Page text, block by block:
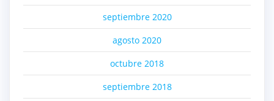
septiembre 2020
agosto 2020
octubre 2018
septiembre 2018